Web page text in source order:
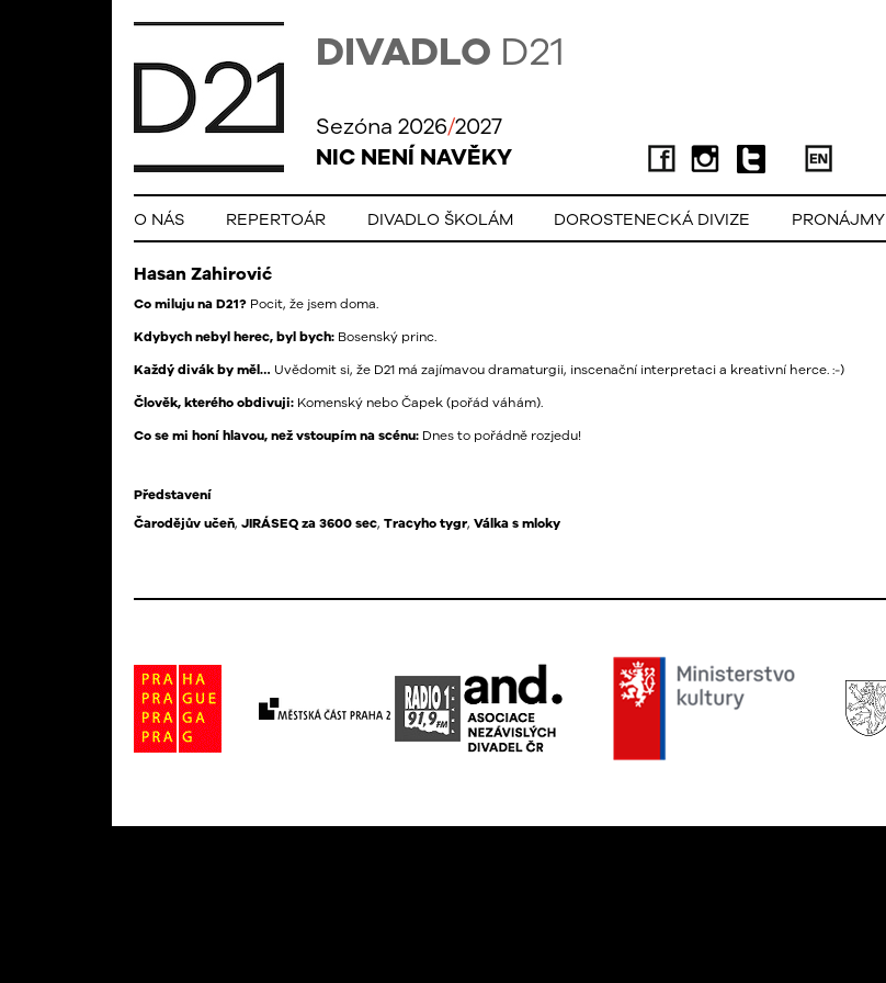
DIVADLO D21
Sezóna 2026/2027
NIC NENÍ NAVĚKY
O NÁS REPERTOÁR DIVADLO ŠKOLÁM DOROSTENECKÁ DIVIZE PRONÁJMY
Hasan Zahirović
Co miluju na D21? Pocit, že jsem doma.
Kdybych nebyl herec, byl bych: Bosenský princ.
Každý divák by měl… Uvědomit si, že D21 má zajímavou dramaturgii, inscenační interpretaci a kreativní herce. :-)
Člověk, kterého obdivuji: Komenský nebo Čapek (pořád váhám).
Co se mi honí hlavou, než vstoupím na scénu: Dnes to pořádně rozjedu!
Představení
Čarodějův učeň, JIRÁSEQ za 3600 sec, Tracyho tygr, Válka s mloky